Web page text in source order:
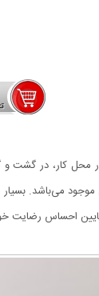
کار، در گشت‌ و